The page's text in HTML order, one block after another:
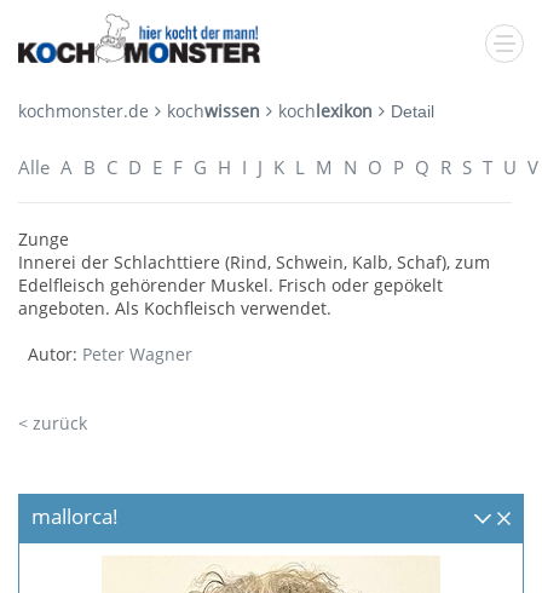
kochmonster.de kochwissen kochlexikon Detail
Alle A B C D E F G H I J K L M N O P Q R S T U V
Zunge
Innerei der Schlachttiere (Rind, Schwein, Kalb, Schaf), zum
Edelfleisch gehörender Muskel. Frisch oder gepökelt
angeboten. Als Kochfleisch verwendet.
Autor: Peter Wagner
< zurück
mallorca!